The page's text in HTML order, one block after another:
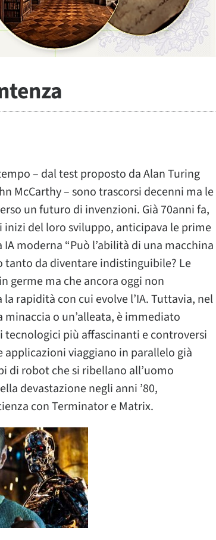
– dal test proposto da Alan Turing
McCarthy – sono trascorsi decenni ma le
un futuro di invenzioni. Già 70anni fa,
del loro sviluppo, anticipava le prime
IA moderna “Può l’abilità di una macchina
da diventare indistinguibile? Le
germe ma che ancora oggi non
rapidità con cui evolve l’IA. Tuttavia, nel
o un’alleata, è immediato
più affascinanti e controversi
viaggiano in parallelo già
di robot che si ribellano all’uomo
devastazione negli anni ’80,
con Terminator e Matrix.